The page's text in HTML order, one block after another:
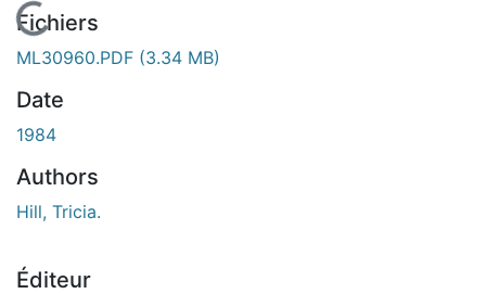
En cours de chargement...
Fichiers
ML30960.PDF (3.34 MB)
Date
1984
Authors
Hill, Tricia.
Éditeur